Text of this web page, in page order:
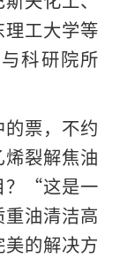
理工大学等
科研院所
票，不约
裂解焦油
？“这是一
油清洁高
的解决方